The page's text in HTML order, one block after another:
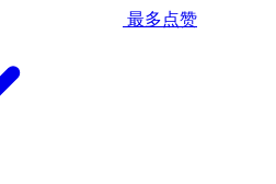
最多点赞